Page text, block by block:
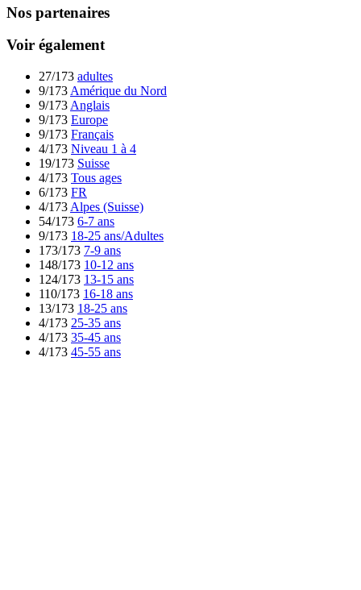
Nos partenaires
Voir également
27/173 adultes
9/173 Amérique du Nord
9/173 Anglais
9/173 Europe
9/173 Français
4/173 Niveau 1 à 4
19/173 Suisse
4/173 Tous ages
6/173 FR
4/173 Alpes (Suisse)
54/173 6-7 ans
9/173 18-25 ans/Adultes
173/173 7-9 ans
148/173 10-12 ans
124/173 13-15 ans
110/173 16-18 ans
13/173 18-25 ans
4/173 25-35 ans
4/173 35-45 ans
4/173 45-55 ans